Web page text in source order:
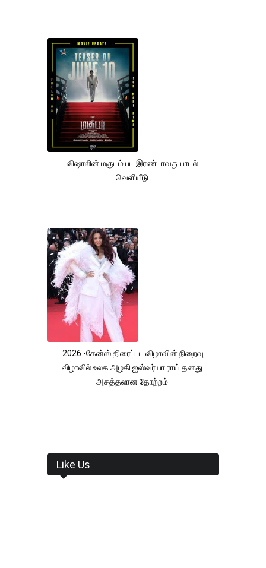
விஷாலின் மகுடம் பட இரண்டாவது பாடல்
வெளியீடு
2026 -கேன்ஸ் திரைப்பட விழாவின் நிறைவு
விழாவில் உலக அழகி ஐஸ்வர்யா ராய் தனது
அசத்தலான தோற்றம்
Like Us